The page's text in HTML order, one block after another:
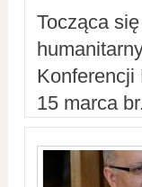
Tocząca
Konferencji
15 marca